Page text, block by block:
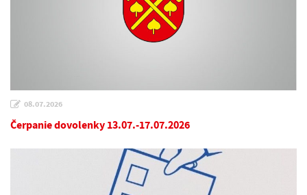
08.07.2026
Čerpanie dovolenky 13.07.-17.07.2026